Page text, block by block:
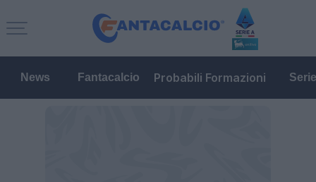
News Fantacalcio Probabili Formazioni